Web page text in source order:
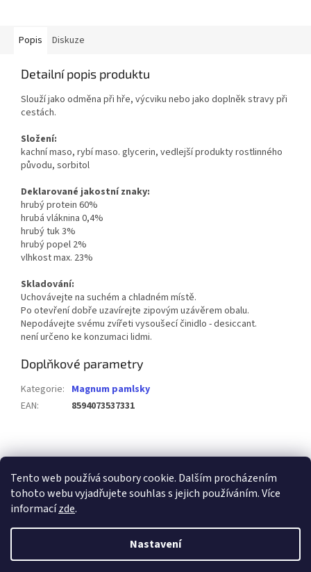
Tento web používá soubory cookie. Dalším procházením
tohoto webu vyjadřujete souhlas s jejich používáním. Více
informacízde.
Nastavení
Popis Diskuze
Detailní popis produktu
Slouží jako odměna při hře, výcviku nebo jako doplněk stravy při
cestách.
Složení:
kachní maso, rybí maso. glycerin, vedlejší produkty rostlinného
původu, sorbitol
Deklarované jakostní znaky:
hrubý protein 60%
hrubá vláknina 0,4%
hrubý tuk 3%
hrubý popel 2%
vlhkost max. 23%
Skladování:
Uchovávejte na suchém a chladném místě.
Po otevření dobře uzavírejte zipovým uzávěrem obalu.
Nepodávejte svému zvířeti vysoušecí činidlo - desiccant.
není určeno ke konzumaci lidmi.
Doplňkové parametry
Kategorie: Magnum pamlsky
EAN: 8594073537331
á